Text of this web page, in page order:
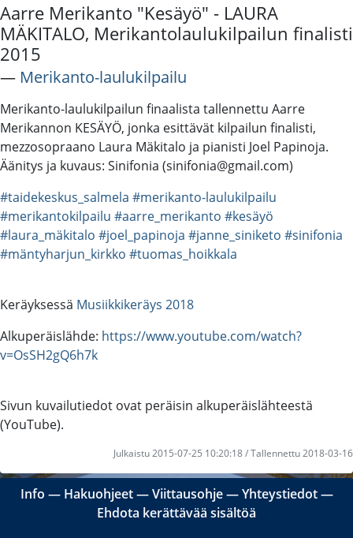
Aarre Merikanto "Kesäyö" - LAURA
MÄKITALO, Merikantolaulukilpailun finalisti
2015
― Merikanto-laulukilpailu
Merikanto-laulukilpailun finaalista tallennettu Aarre
Merikannon KESÄYÖ, jonka esittävät kilpailun finalisti,
mezzosopraano Laura Mäkitalo ja pianisti Joel Papinoja.
Äänitys ja kuvaus: Sinifonia (sinifonia@gmail.com)
#taidekeskus_salmela #merikanto-laulukilpailu
#merikantokilpailu #aarre_merikanto #kesäyö
#laura_mäkitalo #joel_papinoja #janne_siniketo #sinifonia
#mäntyharjun_kirkko #tuomas_hoikkala
Keräyksessä Musiikkikeräys 2018
Alkuperäislähde: https://www.youtube.com/watch?
v=OsSH2gQ6h7k
Sivun kuvailutiedot ovat peräisin alkuperäislähteestä
(YouTube).
Julkaistu 2015-07-25 10:20:18 / Tallennettu 2018-03-16
Info ― Hakuohjeet―Viittausohje―Yhteystiedot―
Ehdota kerättävää sisältöä